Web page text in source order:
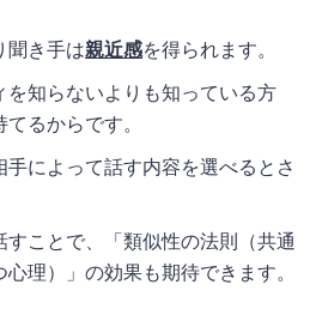
聞き手は親近感を得られます。
を知らないよりも知っている方
るからです。
手によって話す内容を選べるとさ
ことで、「類似性の法則（共通
理）」の効果も期待できます。